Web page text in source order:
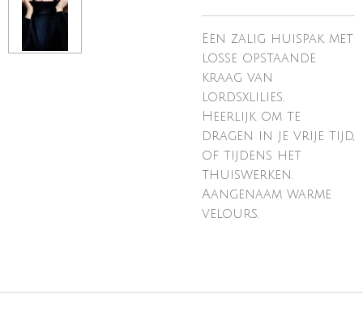
Een zalig huispak met
losse opstaande
kraag van
lordsxlilies.
Heerlijk om te
dragen in je vrije tijd,
of tijdens het
thuiswerken.
Aangenaam warme
velours.